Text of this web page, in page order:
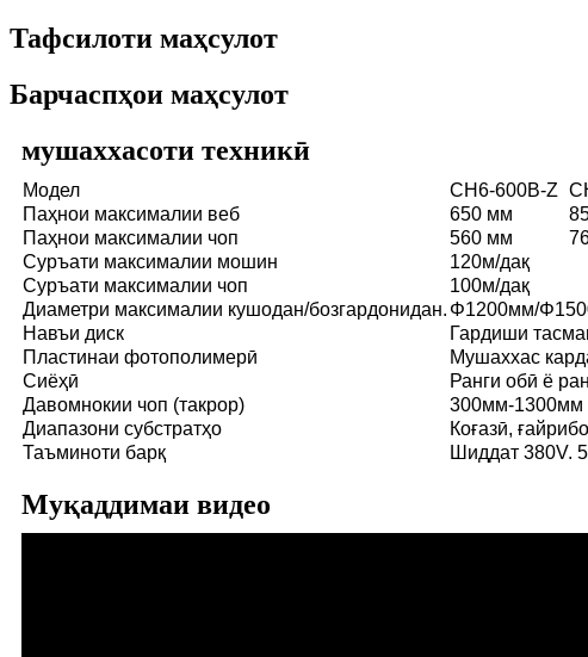
Тафсилоти маҳсулот
Барчаспҳои маҳсулот
мушаххасоти техникӣ
Модел CH6-600B-Z
Паҳнои максималии веб
650 мм
Паҳнои максималии чоп
560 мм
Суръати максималии мошин
120м/дақ
Суръати максималии чоп
100м/дақ
Диаметри максималии кушодан/бозгардонидан. Φ1200мм/
Навъи диск
Гардиши
Пластинаи фотополимерӣ
Мушаххас
Сиёҳӣ
Ранги обӣ ё
Давомнокии чоп (такрор)
300мм-1300мм
Диапазони субстратҳо
Коғазӣ,
Таъминоти барқ
Шиддат 380V.
Муқаддимаи видео